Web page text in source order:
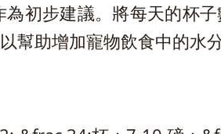
初步建議。將每天的杯
助增加寵物飲食中的水分